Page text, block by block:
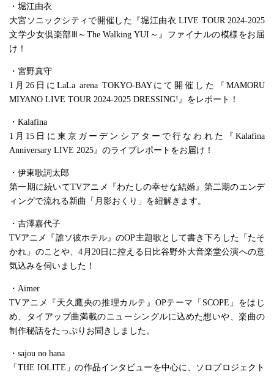
・堀江由衣
大宮ソニックシティで開催した『堀江由衣 LIVE TOUR 2024-2025
文学少女倶楽部Ⅲ～The Walking YUI～』ファイナルの模様をお届
け！
・宮野真守
1月26日にLaLa arena TOKYO-BAYにて開催した『MAMORU
MIYANO LIVE TOUR 2024-2025 DRESSING!』をレポート！
・Kalafina
1月15日に東京ガーデンシアターで行なわれた『Kalafina
Anniversary LIVE 2025』のライブレポートをお届け！
・伊東歌詞太郎
第一期に続いてTVアニメ『わたしの幸せな結婚』第二期のエンデ
ィングで流れる新曲「月影おくり」を紐解きます。
・吉澤嘉代子
TVアニメ『誰ソ彼ホテル』のOP主題歌として書き下ろした「たそ
かれ」のことや、4月20日に控える日比谷野外大音楽堂公演への意
気込みを伺いました！
・Aimer
TVアニメ『天久鷹央の推理カルテ』OPテーマ「SCOPE」をはじ
め、タイアップ曲満載のニューシングルに込めた想いや、楽曲の
制作秘話をたっぷりお聞きしました。
・sajou no hana
「THE IOLITE」の作品インタビューを中心に、ソロプロジェクト